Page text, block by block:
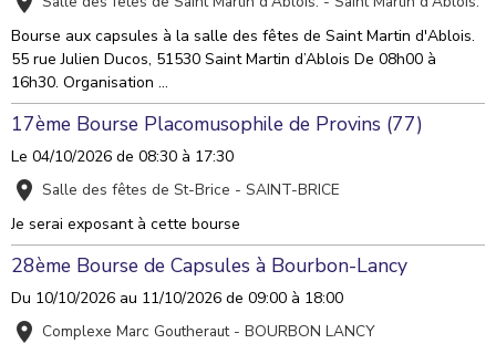
Bourse aux capsules à la salle des fêtes de Saint Martin d'Ablois.
55 rue Julien Ducos, 51530 Saint Martin d’Ablois De 08h00 à
16h30. Organisation ...
17ème Bourse Placomusophile de Provins (77)
Le 04/10/2026 de 08:30 à 17:30
Salle des fêtes de St-Brice - SAINT-BRICE
Je serai exposant à cette bourse
28ème Bourse de Capsules à Bourbon-Lancy
Du 10/10/2026 au 11/10/2026 de 09:00 à 18:00
Complexe Marc Goutheraut - BOURBON LANCY